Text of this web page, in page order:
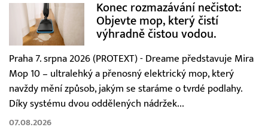
Konec rozmazávání nečistot:
Objevte mop, který čistí
výhradně čistou vodou.
Praha 7. srpna 2026 (PROTEXT) - Dreame představuje Mira
Mop 10 – ultralehký a přenosný elektrický mop, který
navždy mění způsob, jakým se staráme o tvrdé podlahy.
Díky systému dvou oddělených nádržek...
07.08.2026